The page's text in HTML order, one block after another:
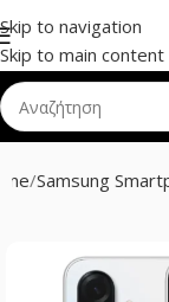
Skip to navigation
Skip to main content
Samsung